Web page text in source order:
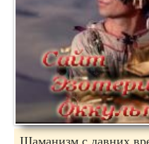
Шаманизм с давних